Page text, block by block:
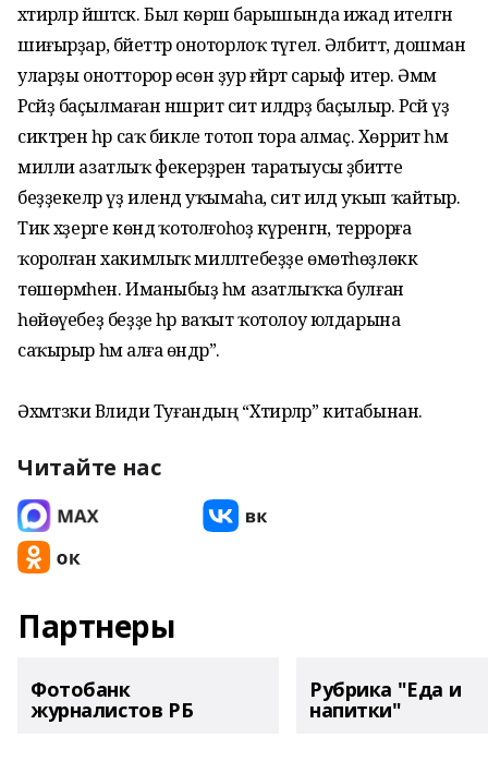
хәтирәләр йәшәтәсәк. Был көрәш барышында ижад ителгән
шиғырҙар, бәйеттәр оноторлоҡ түгел. Әлбиттә, дошман
уларҙы онотторор өсөн ҙур ғәйрәт сарыф итер. Әммә
Рәсәйҙә баҫылмаған нәшриәт сит илдәрҙә баҫылыр. Рәсәй үҙ
сиктәрен һәр саҡ бикле тотоп тора алмаҫ. Хөрриәт һәм
милли азатлыҡ фекерҙәрен таратыусы әҙәбиәтте
беҙҙекеләр үҙ илендә уҡымаһа, сит илдә уҡып ҡайтыр.
Тик хәҙерге көндә ҡотолғоһоҙ күренгән, террорға
ҡоролған хакимлыҡ милләтебеҙҙе өмөтһөҙлөккә
төшөрмәһен. Иманыбыҙ һәм азатлыҡҡа булған
һөйөүебеҙ беҙҙе һәр ваҡыт ҡотолоу юлдарына
саҡырыр һәм алға өндәр”.
Әхмәтзәки Вәлиди Туғандың “Хәтирәләр” китабынан.
Читайте нас
Партнеры
Фотобанк
журналистов РБ
Рубрика "Еда и
напитки"